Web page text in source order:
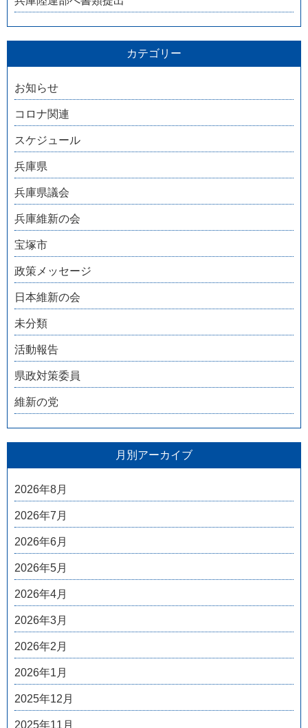
カテゴリー
お知らせ
コロナ関連
スケジュール
兵庫県
兵庫県議会
兵庫維新の会
宝塚市
政策メッセージ
日本維新の会
未分類
活動報告
県政対策委員
維新の党
月別アーカイブ
2026年8月
2026年7月
2026年6月
2026年5月
2026年4月
2026年3月
2026年2月
2026年1月
2025年12月
2025年11月